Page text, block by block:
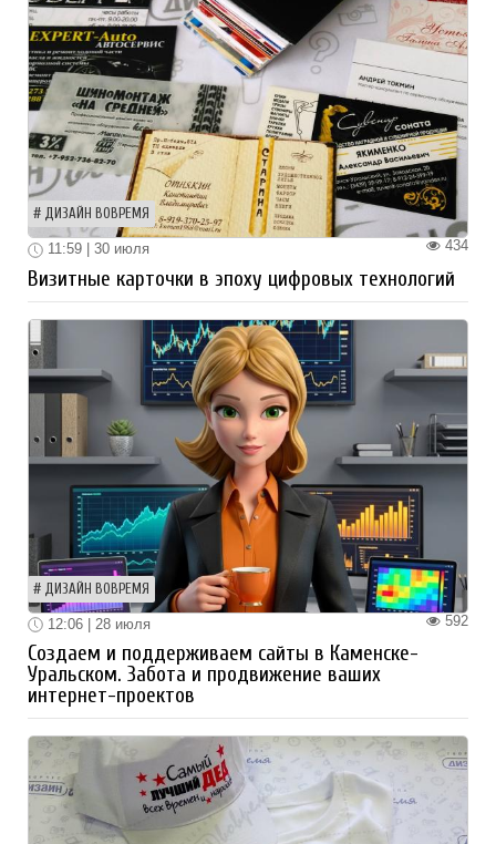
ДИЗАЙН ВОВРЕМЯ
434
11:59 | 30 июля
Визитные карточки в эпоху цифровых технологий
ДИЗАЙН ВОВРЕМЯ
592
12:06 | 28 июля
Создаем и поддерживаем сайты в Каменске-
Уральском. Забота и продвижение ваших
интернет-проектов